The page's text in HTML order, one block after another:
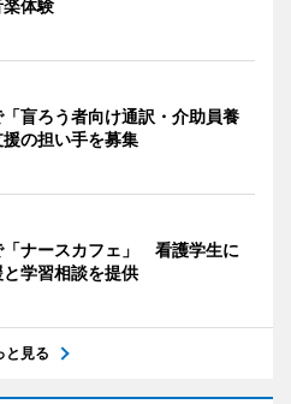
楽体験
盲ろう者向け通訳・介助員養
の担い手を募集
「ナースカフェ」 看護学生に
学習相談を提供
と見る